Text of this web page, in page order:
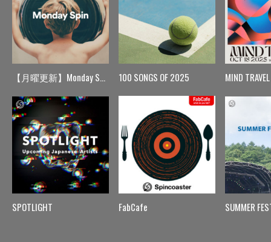
【月曜更新】Monday Spin
SPOTLIGHT
100 SONGS OF 2025
FabCafe
MIND TRAVEL
SUMMER